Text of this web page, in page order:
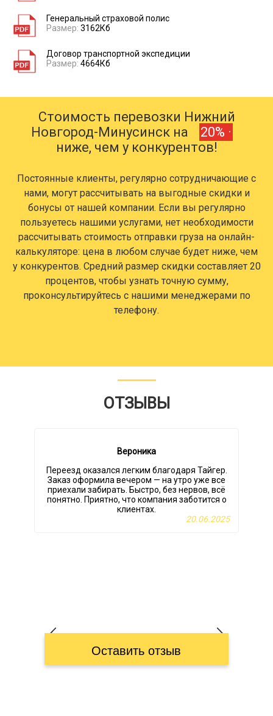
Генеральный страховой полис
Размер: 3162Кб
Договор транспортной экспедиции
Размер: 4664Кб
Стоимость перевозки Нижний
Новгород-Минусинск на
20% ·
ниже, чем у конкурентов!
Постоянные клиенты, регулярно сотрудничающие с
нами, могут рассчитывать на выгодные скидки и
бонусы от нашей компании. Если вы регулярно
пользуетесь нашими услугами, нет необходимости
рассчитывать стоимость отправки груза на онлайн-
калькуляторе: цена в любом случае будет ниже, чем
у конкурентов. Средний размер скидки составляет 20
процентов, чтобы узнать точную сумму,
проконсультируйтесь с нашими менеджерами по
телефону.
ОТЗЫВЫ
Вероника
Переезд оказался легким благодаря Тайгер.
Заказ оформила вечером — на утро уже все
приехали забирать. Быстро, без нервов, всё
понятно. Приятно, что компания заботится о
клиентах.
20.06.2025
Оставить отзыв